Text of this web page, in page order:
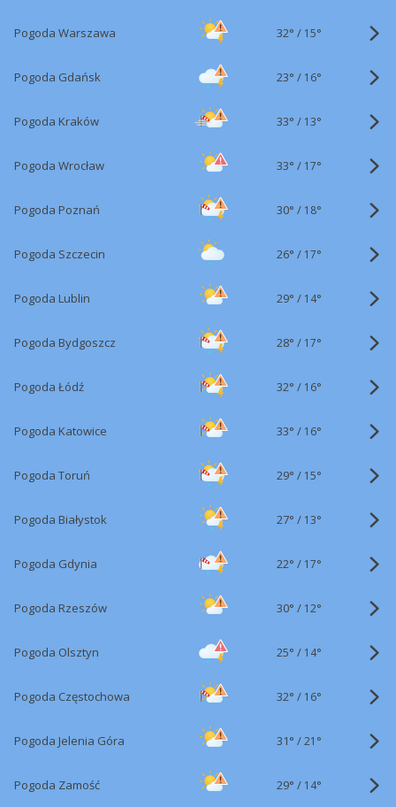
Pogoda Warszawa 32° / 15°
Pogoda Gdańsk 23° / 16°
Pogoda Kraków 33° / 13°
Pogoda Wrocław 33° / 17°
Pogoda Poznań 30° / 18°
Pogoda Szczecin 26° / 17°
Pogoda Lublin 29° / 14°
Pogoda Bydgoszcz 28° / 17°
Pogoda Łódź 32° / 16°
Pogoda Katowice 33° / 16°
Pogoda Toruń 29° / 15°
Pogoda Białystok 27° / 13°
Pogoda Gdynia 22° / 17°
Pogoda Rzeszów 30° / 12°
Pogoda Olsztyn 25° / 14°
Pogoda Częstochowa 32° / 16°
Pogoda Jelenia Góra 31° /21°
Pogoda Zamość 29° / 14°